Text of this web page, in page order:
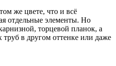
же цвете, что и всё
отдельные элементы. Но
торцевой планок, а
в другом оттенке или даже